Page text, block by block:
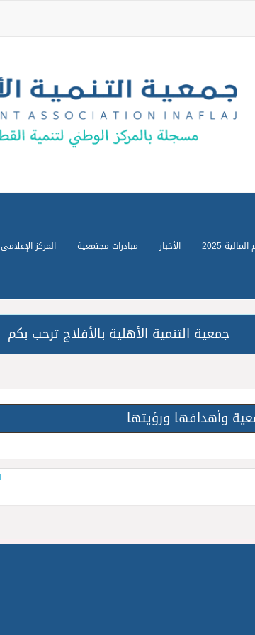
2025 الأخبار مبادرات مجتمعية المركز الإعلامي
جمعية التنمية الأهلية بالأفلاج ترحب بكم
وأهدافها ورؤيتها